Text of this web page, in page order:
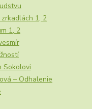
1, 2
1, 2
Sokolovi
– Odhalenie